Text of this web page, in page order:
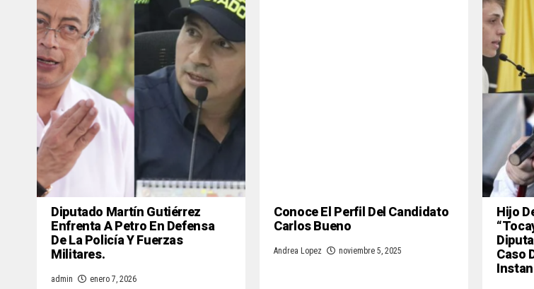
Diputado Martín Gutiérrez
Enfrenta A Petro En Defensa
De La Policía Y Fuerzas
Militares.
admin enero 7, 2026
Conoce El Perfil Del Candidato
Carlos Bueno
Andrea Lopez noviembre 5, 2025
Hijo
Caso